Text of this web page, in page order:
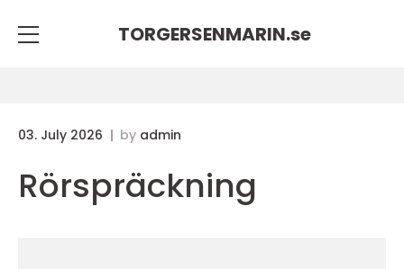
TORGERSENMARIN.se
03. July 2026 by admin
Rörspräckning